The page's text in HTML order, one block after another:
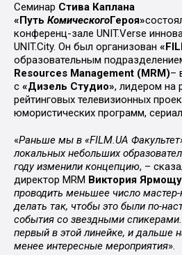
Семинар Стива Каплана
«Путь КомическогоГероя»
конференц-зале UNIT.Verse
UNIT.City. Он был организован
образовательным
Resources Management (MRM)–
с «Дизель Студио», лидером на
рейтинговых телевизионных
юмористических программ,
«Раньше мы в «FILM.UA
локальных небольших
году изменили концепцию, –
директор MRM Виктория
проводить меньшее число
делать так, чтобы это были по-
события со звездными
первый в этой линейке, и дальше
менее интересные мероприятия».